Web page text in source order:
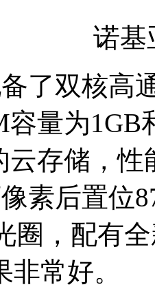
诺基
了双核高
容量为1GB
云存储，
素后置位
圈，配有
常好。